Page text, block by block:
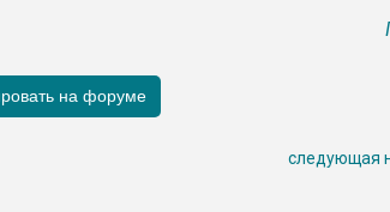
следующая